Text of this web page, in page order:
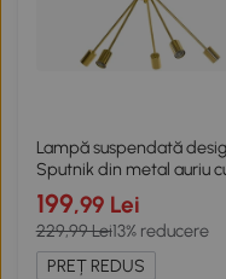
Lampă suspendată
Sputnik din metal auriu
10 becuri
199,99 Lei
229,99 Lei13% reducere
PREȚ REDUS